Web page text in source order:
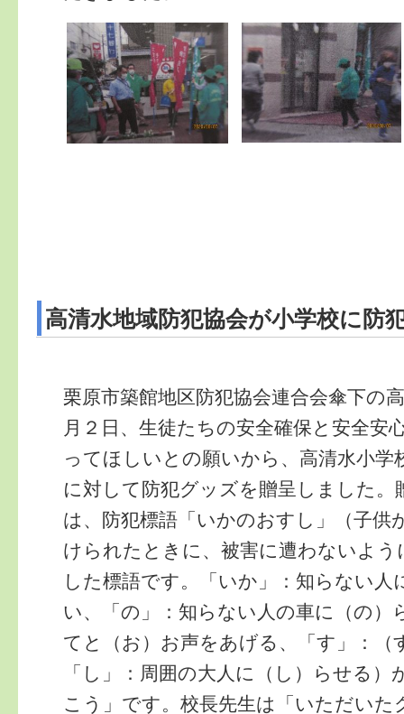
高清水地域防犯協会が小学校に防
栗原市築館地区防犯協会連合会傘下の
月２日、生徒たちの安全確保と安全安
ってほしいとの願いから、高清水小学
に対して防犯グッズを贈呈しました。
は、防犯標語「いかのおすし」（子供
けられたときに、被害に遭わないよ
した標語です。「いか」：知らない人
い、「の」：知らない人の車に（の）
てと（お）お声をあげる、「す」：（
「し」：周囲の大人に（し）らせる
こう」です。校長先生は「いただいた